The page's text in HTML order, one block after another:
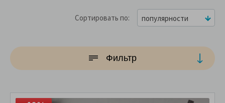
Сортировать по популярности
Фильтр